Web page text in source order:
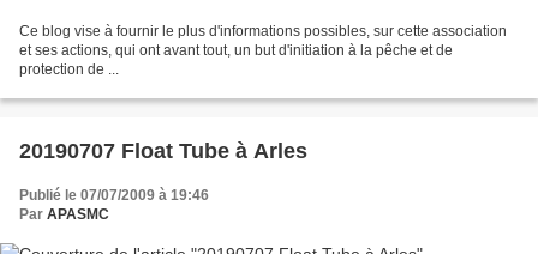
Ce blog vise à fournir le plus d'informations possibles, sur cette association
et ses actions, qui ont avant tout, un but d'initiation à la pêche et de
protection de ...
20190707 Float Tube à Arles
Publié le 07/07/2009 à 19:46
Par APASMC